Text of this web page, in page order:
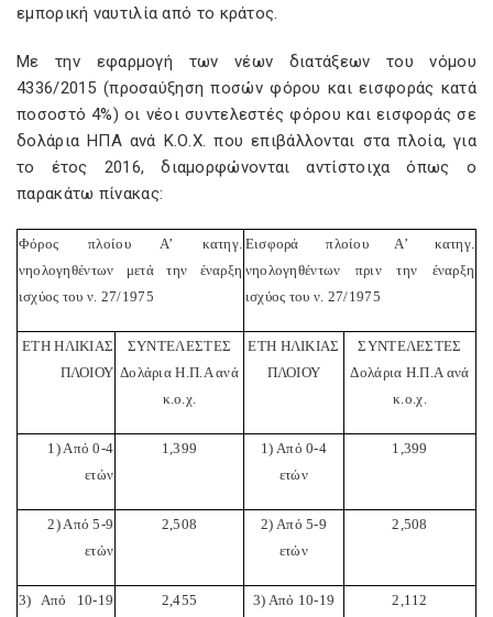
εμπορική ναυτιλία από το κράτος.
Με την εφαρμογή των νέων διατάξεων του νόμου
4336/2015 (προσαύξηση ποσών φόρου και εισφοράς κατά
ποσοστό 4%) οι νέοι συντελεστές φόρου και εισφοράς σε
δολάρια ΗΠΑ ανά Κ.Ο.Χ. που επιβάλλονται στα πλοία, για
το έτος 2016, διαμορφώνονται αντίστοιχα όπως ο
παρακάτω πίνακας:
Φόρος πλοίου Α’ κατηγ.
νηολογηθέντων μετά την έναρξη
ισχύος του ν. 27/1975
Εισφορά πλοίου Α’ κατηγ.
νηολογηθέντων πριν την έναρξη
ισχύος του ν. 27/1975
ΕΤΗ ΗΛΙΚΙΑΣ
ΠΛΟΙΟΥ
ΣΥΝΤΕΛΕΣΤΕΣ
Δολάρια Η.Π.Α ανά
κ.ο.χ.
ΕΤΗ ΗΛΙΚΙΑΣ
ΠΛΟΙΟΥ
ΣΥΝΤΕΛΕΣΤΕΣ
Δολάρια Η.Π.Α ανά
κ.ο.χ.
1) Από 0-4
ετών
1,399
1) Από 0-4
ετών
1,399
2) Από 5-9
ετών
2,508
2) Από 5-9
ετών
2,508
3) Από 10-19
2,455
3) Από 10-19
2,112